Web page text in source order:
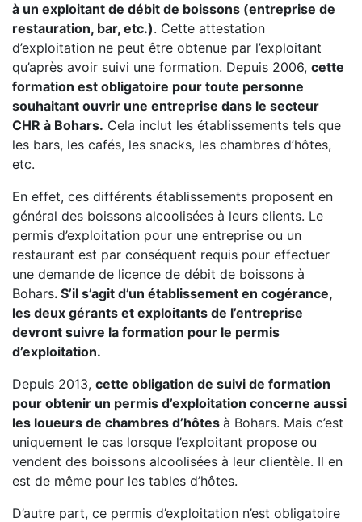
à un exploitant de débit de boissons (entreprise de
restauration, bar, etc.). Cette attestation
d’exploitation ne peut être obtenue par l’exploitant
qu’après avoir suivi une formation. Depuis 2006, cette
formation est obligatoire pour toute personne
souhaitant ouvrir une entreprise dans le secteur
CHR à Bohars. Cela inclut les établissements tels que
les bars, les cafés, les snacks, les chambres d’hôtes,
etc.
En effet, ces différents établissements proposent en
général des boissons alcoolisées à leurs clients. Le
permis d’exploitation pour une entreprise ou un
restaurant est par conséquent requis pour effectuer
une demande de licence de débit de boissons à
Bohars. S’il s’agit d’un établissement en cogérance,
les deux gérants et exploitants de l’entreprise
devront suivre la formation pour le permis
d’exploitation.
Depuis 2013, cette obligation de suivi de formation
pour obtenir un permis d’exploitation concerne aussi
les loueurs de chambres d’hôtes à Bohars. Mais c’est
uniquement le cas lorsque l’exploitant propose ou
vendent des boissons alcoolisées à leur clientèle. Il en
est de même pour les tables d’hôtes.
D’autre part, ce permis d’exploitation n’est obligatoire